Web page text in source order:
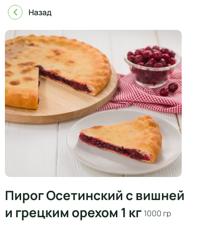
Назад
Пирог Осетинский с вишней
и грецким орехом 1 кг 1000 гр